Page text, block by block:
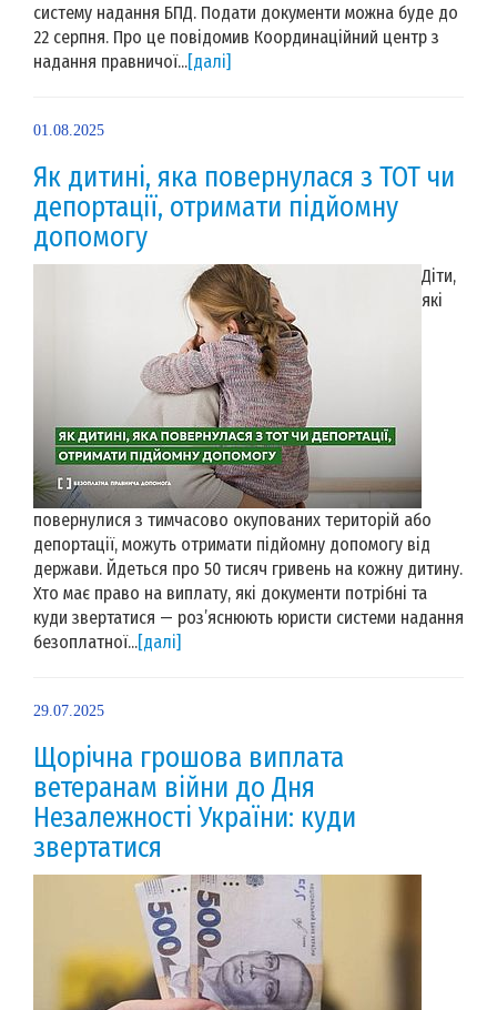
систему надання БПД. Подати документи можна буде до
22 серпня. Про це повідомив Координаційний центр з
надання правничої...[далі]
01.08.2025
Як дитині, яка повернулася з ТОТ чи
депортації, отримати підйомну
допомогу
Діти,
які
повернулися з тимчасово окупованих територій або
депортації, можуть отримати підйомну допомогу від
держави. Йдеться про 50 тисяч гривень на кожну дитину.
Хто має право на виплату, які документи потрібні та
куди звертатися — роз’яснюють юристи системи надання
безоплатної...[далі]
29.07.2025
Щорічна грошова виплата
ветеранам війни до Дня
Незалежності України: куди
звертатися